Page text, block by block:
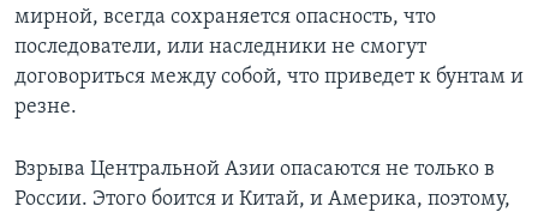
мирной, всегда сохраняется опасность, что
последователи, или наследники не смогут
договориться между собой, что приведет к бунтам и
резне.
Взрыва Центральной Азии опасаются не только в
России. Этого боится и Китай, и Америка, поэтому,